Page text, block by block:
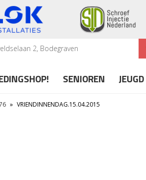
2, Bodegraven
SENIOREN JEUGD
» VRIENDINNENDAG.15.04.2015